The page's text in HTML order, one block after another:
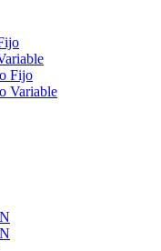
Fijo
Variable